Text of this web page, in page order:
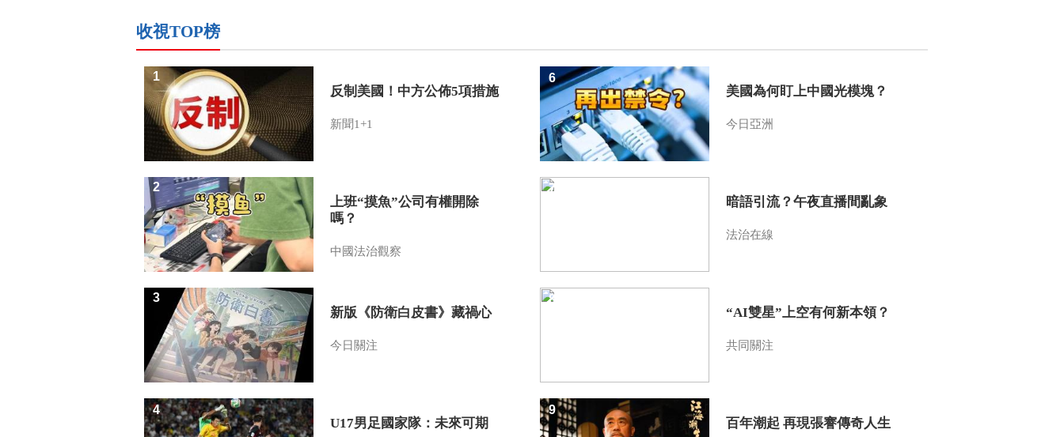
收視TOP榜
反制美國！中方公佈5項措施
新聞1+1
1
上班“摸魚”公司有權開除
嗎？
中國法治觀察
2
新版《防衛白皮書》藏禍心
今日關注
3
U17男足國家隊：未來可期
4
美國為何盯上中國光模塊？
今日亞洲
6
暗語引流？午夜直播間亂象
法治在線
7
“AI雙星”上空有何新本領？
共同關注
8
百年潮起 再現張謇傳奇人生
9